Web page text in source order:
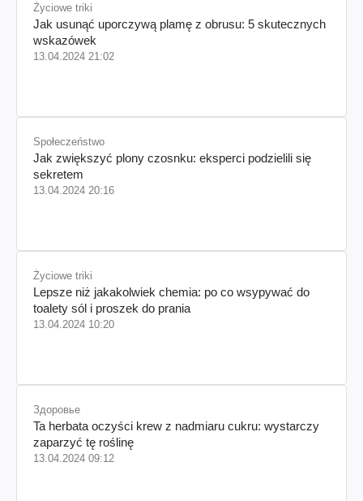
Życiowe triki
Jak usunąć uporczywą plamę z obrusu: 5 skutecznych
wskazówek
13.04.2024 21:02
Społeczeństwo
Jak zwiększyć plony czosnku: eksperci podzielili się
sekretem
13.04.2024 20:16
Życiowe triki
Lepsze niż jakakolwiek chemia: po co wsypywać do
toalety sól i proszek do prania
13.04.2024 10:20
Здоровье
Ta herbata oczyści krew z nadmiaru cukru: wystarczy
zaparzyć tę roślinę
13.04.2024 09:12